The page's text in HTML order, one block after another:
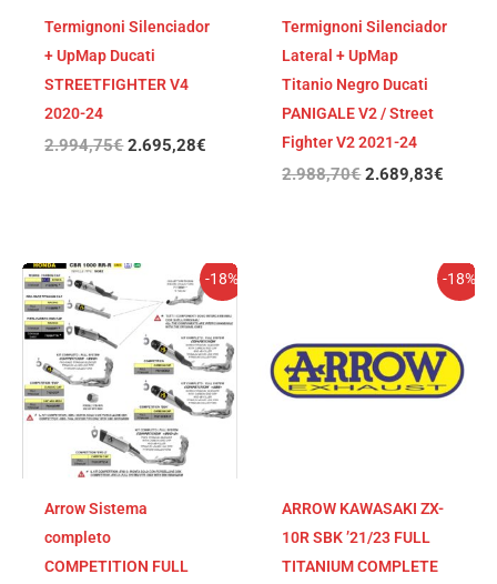
Termignoni Silenciador
+ UpMap Ducati
STREETFIGHTER V4
2020-24
2.994,75€ 2.695,28€
Termignoni Silenciador
Lateral + UpMap
Titanio Negro Ducati
PANIGALE V2 / Street
Fighter V2 2021-24
2.988,70€ 2.689,83€
-18%
Arrow Sistema
completo
COMPETITION FULL
El
precio
original
era:
3.270,63€.
El
precio
actual
es:
2.681,92€.
-18%
ARROW KAWASAKI ZX-
10R SBK ’21/23 FULL
TITANIUM COMPLETE
3.257,32€.
El
precio